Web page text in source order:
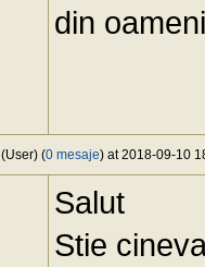
din
(User) (0 mesaje) at 2018-09-10
Salut
Stie